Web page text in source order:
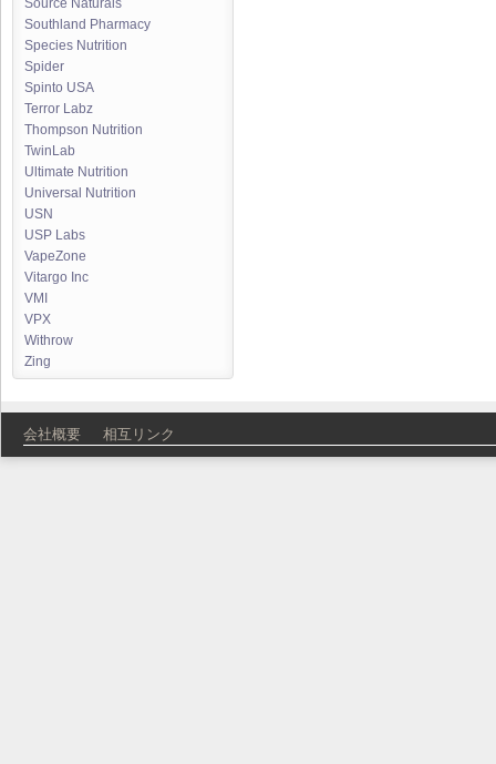
Source Naturals
Southland Pharmacy
Species Nutrition
Spider
Spinto USA
Terror Labz
Thompson Nutrition
TwinLab
Ultimate Nutrition
Universal Nutrition
USN
USP Labs
VapeZone
Vitargo Inc
VMI
VPX
Withrow
Zing
会社概要 相互リンク